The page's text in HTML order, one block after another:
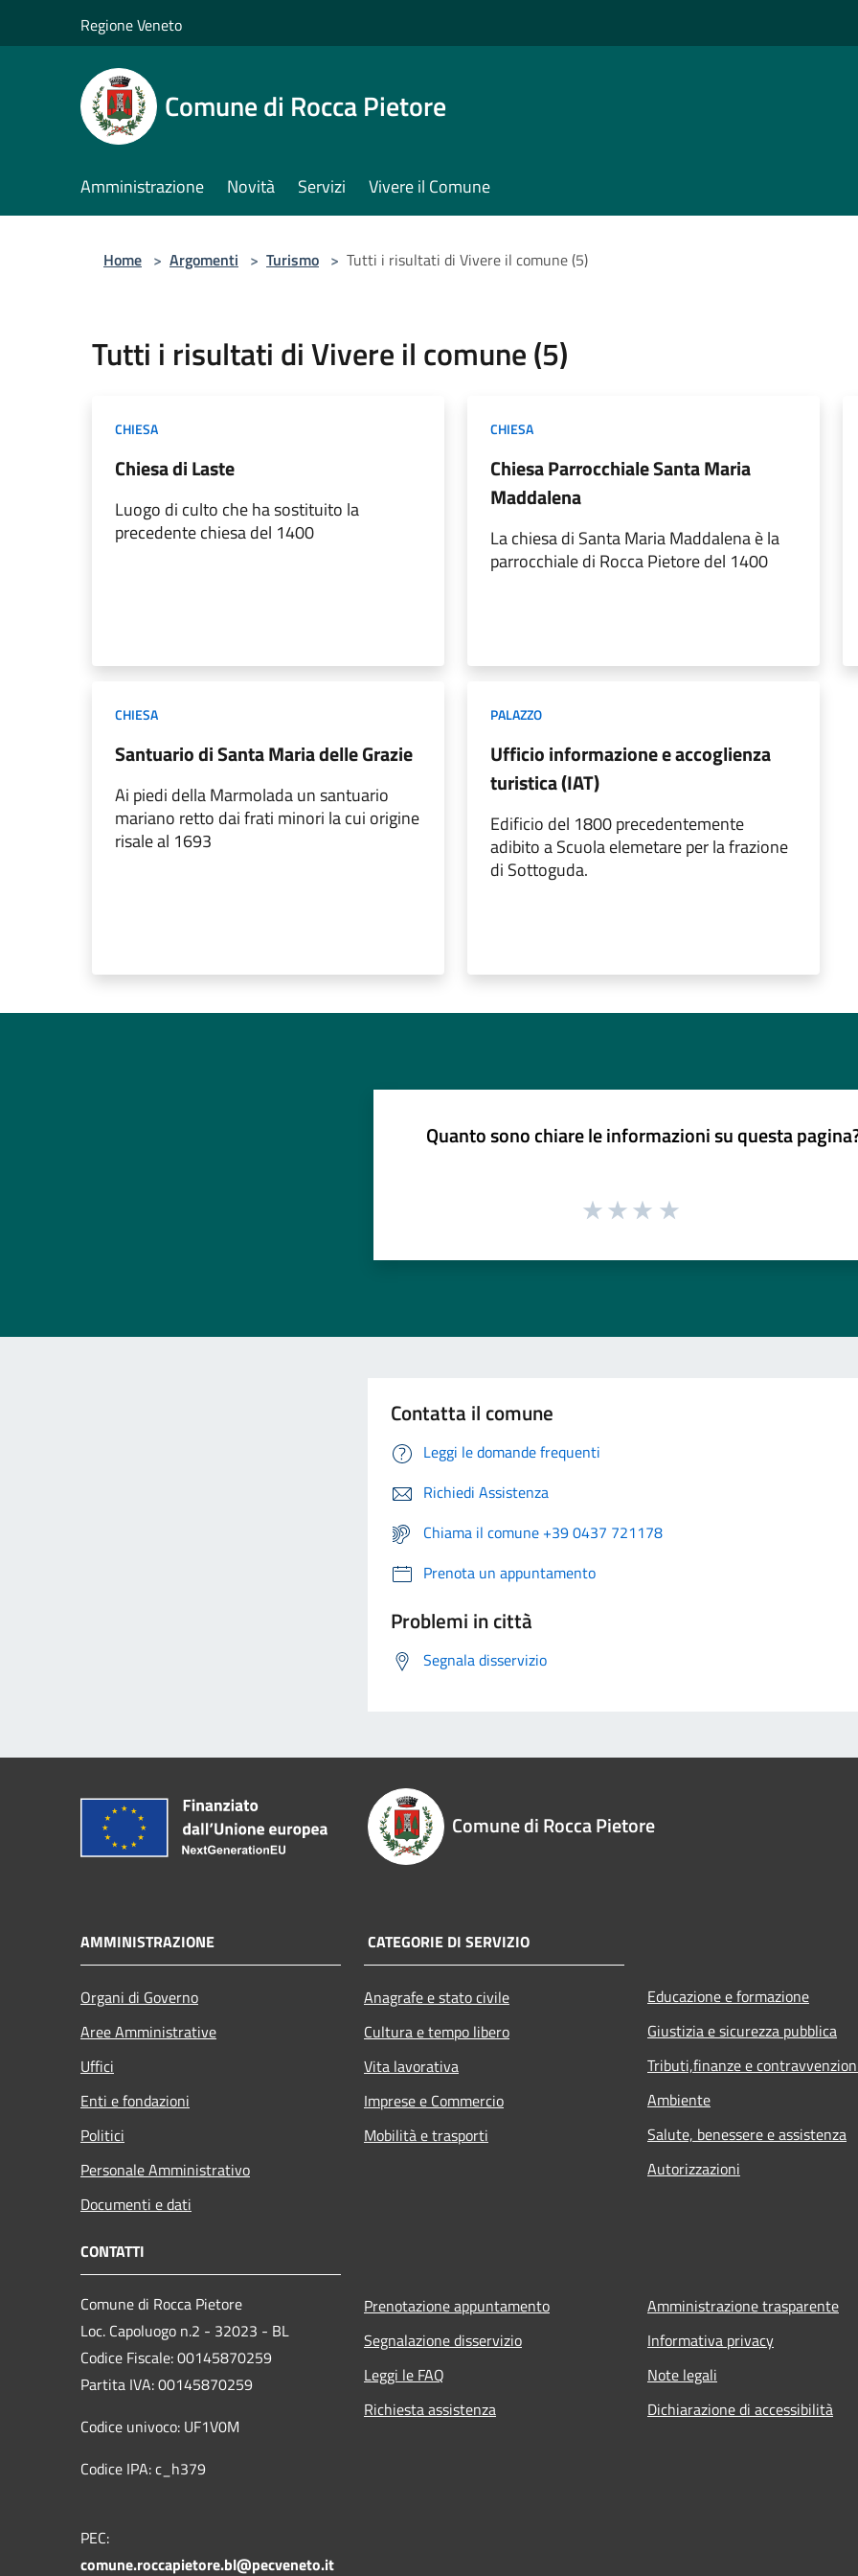
Regione Veneto
Comune di Rocca Pietore
Amministrazione Novità Servizi Vivere il Comune
Home > Argomenti > Turismo > Tutti i risultati di Vivere il comune (5)
Tutti i risultati di Vivere il comune (5)
CHIESA
Chiesa di Laste
Luogo di culto che ha sostituito la
precedente chiesa del 1400
CHIESA
Chiesa Parrocchiale Santa Maria
Maddalena
La chiesa di Santa Maria Maddalena è la
parrocchiale di Rocca Pietore del 1400
CHIESA
Santuario di Santa Maria delle Grazie
Ai piedi della Marmolada un santuario
mariano retto dai frati minori la cui origine
risale al 1693
PALAZZO
Ufficio informazione e accoglienza
turistica (IAT)
Edificio del 1800 precedentemente
adibito a Scuola elemetare per la frazione
di Sottoguda.
Quanto sono chiare le informazioni su questa
Contatta il comune
Leggi le domande frequenti
Richiedi Assistenza
Chiama il comune +39 0437 721178
Prenota un appuntamento
Problemi in città
Segnala disservizio
Comune di Rocca Pietore
AMMINISTRAZIONE
Organi di Governo
Aree Amministrative
Uffici
Enti e fondazioni
Politici
Personale Amministrativo
Documenti e dati
CATEGORIE DI SERVIZIO
Anagrafe e stato civile
Cultura e tempo libero
Vita lavorativa
Imprese e Commercio
Mobilità e trasporti
Educazione e formazione
Giustizia e sicurezza pubblica
Tributi,finanze e
Ambiente
Salute, benessere e assistenza
Autorizzazioni
CONTATTI
Comune di Rocca Pietore
Loc. Capoluogo n.2 - 32023 - BL
Codice Fiscale: 00145870259
Partita IVA: 00145870259
Codice univoco: UF1V0M
Codice IPA: c_h379
PEC:
comune.roccapietore.bl@pecveneto.it
Prenotazione appuntamento
Segnalazione disservizio
Leggi le FAQ
Richiesta assistenza
Amministrazione trasparente
Informativa privacy
Note legali
Dichiarazione di accessibilità